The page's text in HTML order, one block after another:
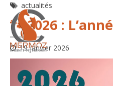
actualités
🐾 2026 :
19 janvier 2026